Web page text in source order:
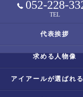
052-228-
TEL
代表挨拶
求める人物像
アイアールが選ばれ